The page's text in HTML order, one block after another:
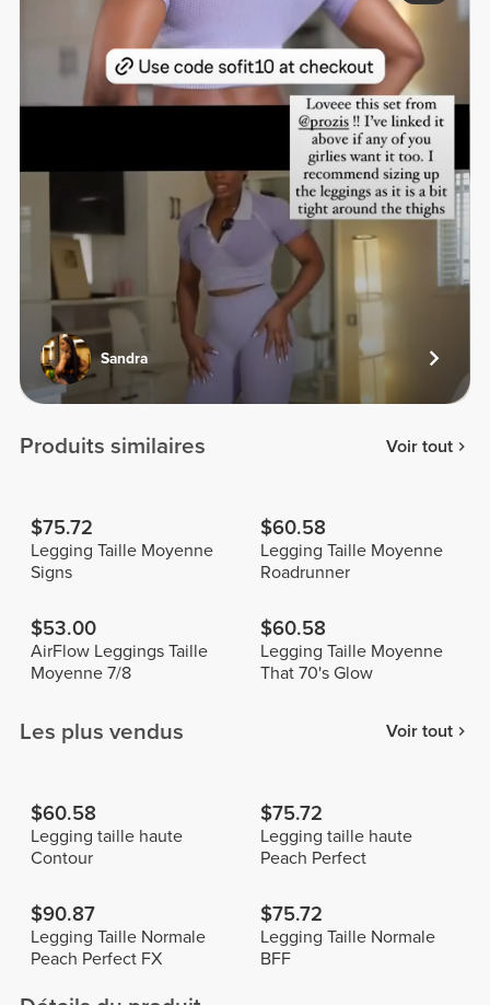
Sandra
Produits similaires Voir tout
$75.72
Legging Taille Moyenne
Signs
$60.58
Legging Taille Moyenne
Roadrunner
$53.00
AirFlow Leggings Taille
Moyenne 7/8
$60.58
Legging Taille Moyenne
That 70's Glow
Les plus vendus Voir tout
$60.58
Legging taille haute
Contour
$75.72
Legging taille haute
Peach Perfect
$90.87
Legging Taille Normale
Peach Perfect FX
$75.72
Legging Taille Normale
BFF